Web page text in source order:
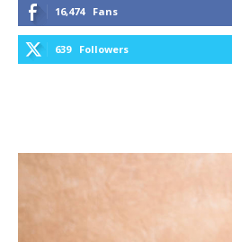
16,474 Fans
639 Followers